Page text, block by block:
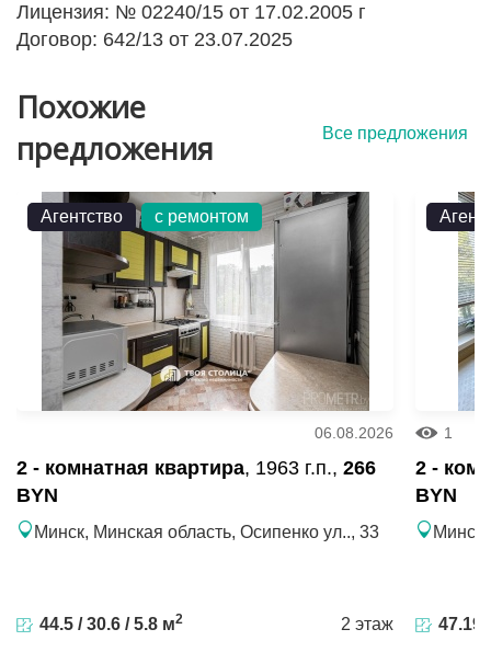
Лицензия: № 02240/15 от 17.02.2005 г
Договор: 642/13 от 23.07.2025
Похожие
предложения
Все предложения
Агентство с ремонтом
06.08.2026
2 - комнатная квартира, 1963 г.п., 266
BYN
Минск, Минская область, Осипенко ул.., 33
44.5 / 30.6 / 5.8 м2 2 этаж
1
2 -
BYN
47.19